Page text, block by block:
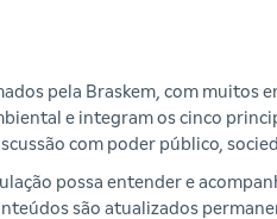
pela Braskem, com muitos
e integram os cinco
com poder público,
possa entender e
são atualizados